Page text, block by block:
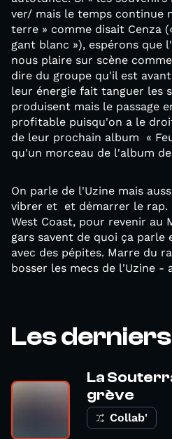
ver/ mais le temps continue
terre » comme disait Cenza
gant blanc »), espérons que
nous plaire sur scène
dire du groupe qu'il est
leur énergie fait tanguer les
produisent mais le passage
profitable puisqu'on a le
de leur prochain album «
qu'un morceau de l'album
On parle de l'Uzine mais
vibrer et et démarrer le rap.
West Coast, pour revenir au
gars savent de quoi ça
avec des pépites. Marre du
bosser les mecs de l'Uzine -
Les
La
grève
Collab'